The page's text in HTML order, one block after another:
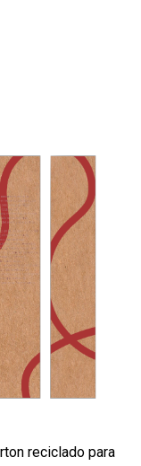
reciclado para